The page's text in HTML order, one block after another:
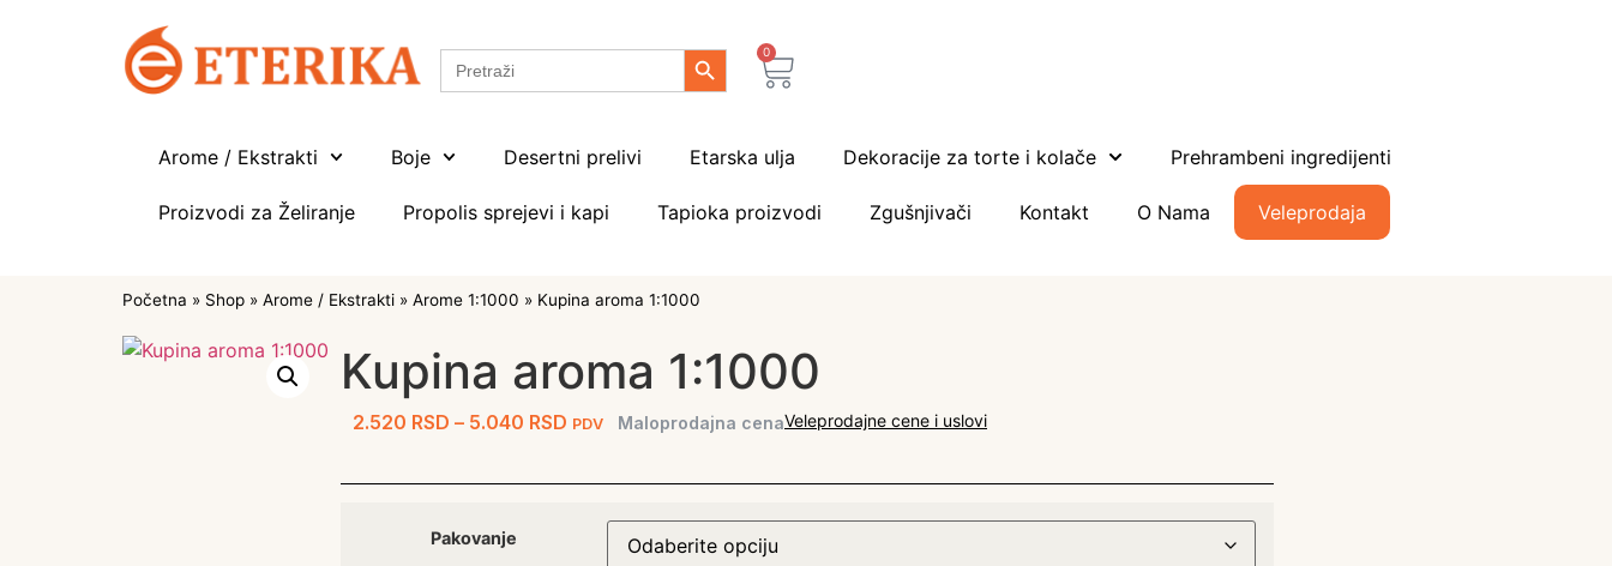
Search
for:
Search Button
0
Arome / Ekstrakti Boje Desertni prelivi Etarska ulja Dekoracije za torte i kolače Prehrambeni ingredijenti
Proizvodi za Želiranje Propolis sprejevi i kapi Tapioka proizvodi Zgušnjivači Kontakt O Nama Veleprodaja
Početna » Shop » Arome / Ekstrakti » Arome 1:1000 » Kupina aroma 1:1000
Kupina aroma 1:1000
2.520 RSD – 5.040 RSD PDV Maloprodajna cenaVeleprodajne cene i uslovi
Pakovanje